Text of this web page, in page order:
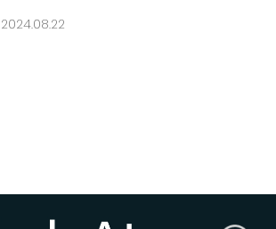
2024.08.22